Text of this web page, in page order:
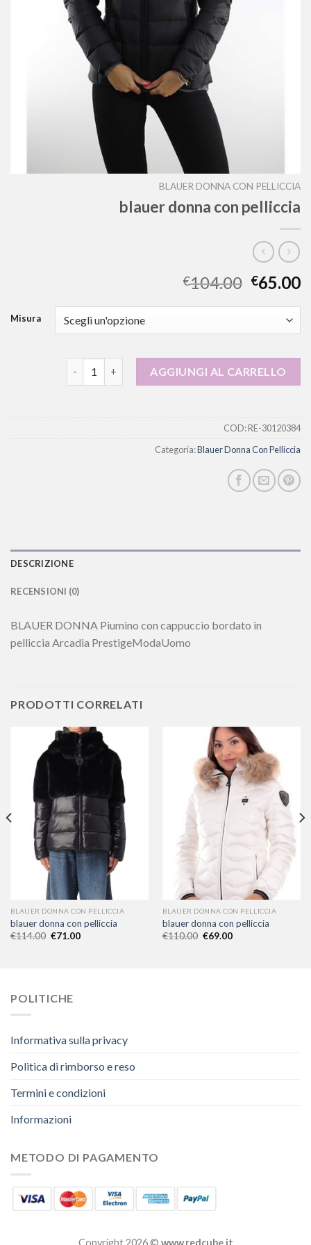
BLAUER DONNA CON PELLICCIA
blauer donna con pelliccia
€104.00 €65.00
Misura
AGGIUNGI AL CARRELLO
COD:RE-30120384
Categoria:Blauer Donna Con Pelliccia
DESCRIZIONE
RECENSIONI (0)
BLAUER DONNA Piumino con cappuccio bordato in
pelliccia Arcadia PrestigeModaUomo
PRODOTTI CORRELATI
BLAUER DONNA CON PELLICCIA
blauer donna con pelliccia
€114.00 €71.00
BLAUER DONNA CON PELLICCIA
blauer donna con pelliccia
€110.00 €69.00
POLITICHE
Informativa sulla privacy
Politica di rimborso e reso
Termini e condizioni
Informazioni
METODO DI PAGAMENTO
Copyright 2026 © www.redcube.it